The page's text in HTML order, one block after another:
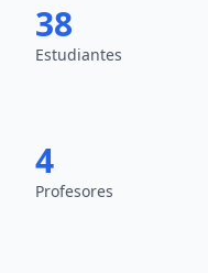
38
Estudiantes
4
Profesores